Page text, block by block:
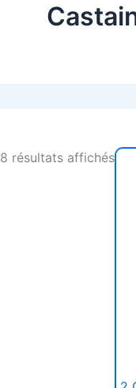
8 résultats affichés